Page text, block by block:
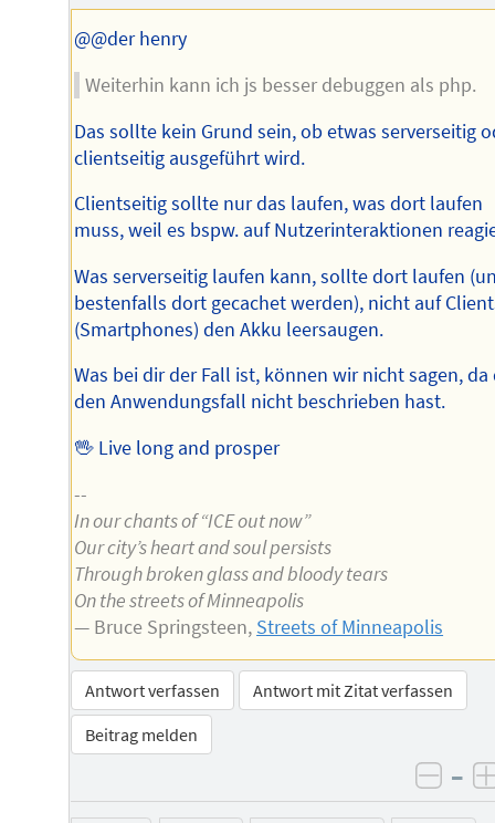
@@der henry
Weiterhin kann ich js besser debuggen als php.
Das sollte kein Grund sein, ob etwas serverseitig
clientseitig ausgeführt wird.
Clientseitig sollte nur das laufen, was dort laufen
muss, weil es bspw. auf Nutzerinteraktionen
Was serverseitig laufen kann, sollte dort laufen
bestenfalls dort gecachet werden), nicht auf
(Smartphones) den Akku leersaugen.
Was bei dir der Fall ist, können wir nicht sagen, da
den Anwendungsfall nicht beschrieben hast.
🖖 Live long and prosper
--
In our chants of “ICE out now”
Our city’s heart and soul persists
Through broken glass and bloody tears
On the streets of Minneapolis
— Bruce Springsteen, Streets of Minneapolis
Antwort verfassen
Antwort mit Zitat verfassen
Beitrag melden
–